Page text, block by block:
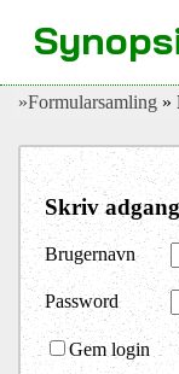
»Formularsamling »
Skriv
Brugernavn
Password
Gem login